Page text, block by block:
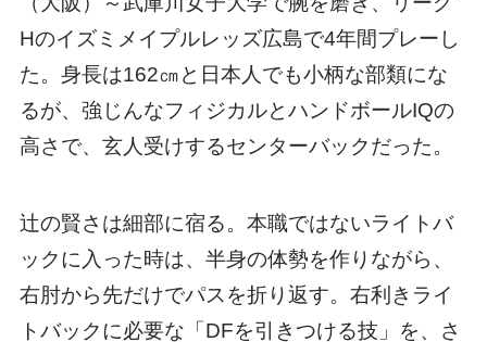
Hのイズミメイプルレッズ広島で4年間プレーし
た。身長は162㎝と日本人でも小柄な部類にな
るが、強じんなフィジカルとハンドボールIQの
高さで、玄人受けするセンターバックだった。
辻の賢さは細部に宿る。本職ではないライトバ
ックに入った時は、半身の体勢を作りながら、
右肘から先だけでパスを折り返す。右利きライ
トバックに必要な「DFを引きつける技」を、さ